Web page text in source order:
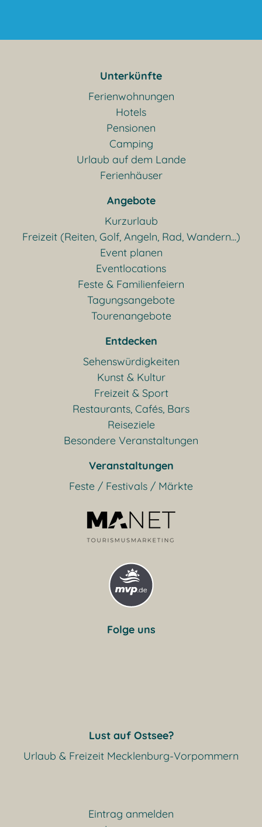
Unterkünfte
Ferienwohnungen
Hotels
Pensionen
Camping
Urlaub auf dem Lande
Ferienhäuser
Angebote
Kurzurlaub
Freizeit (Reiten, Golf, Angeln, Rad, Wandern...)
Event planen
Eventlocations
Feste & Familienfeiern
Tagungsangebote
Tourenangebote
Entdecken
Sehenswürdigkeiten
Kunst & Kultur
Freizeit & Sport
Restaurants, Cafés, Bars
Reiseziele
Besondere Veranstaltungen
Veranstaltungen
Feste / Festivals / Märkte
Folge uns
Lust auf Ostsee?
Urlaub & Freizeit Mecklenburg-Vorpommern
Eintrag anmelden